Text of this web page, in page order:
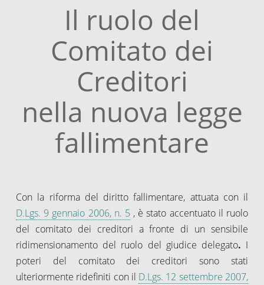
Il ruolo del
Comitato dei
Creditori
nella nuova legge
fallimentare
Con la riforma del diritto fallimentare, attuata con il
D.Lgs. 9 gennaio 2006, n. 5 , è stato accentuato il ruolo
del comitato dei creditori a fronte di un sensibile
ridimensionamento del ruolo del giudice delegato. I
poteri del comitato dei creditori sono stati
ulteriormente ridefiniti con il D.Lgs. 12 settembre 2007,